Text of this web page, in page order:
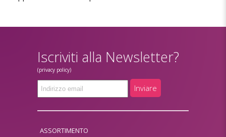
Iscriviti alla Newsletter?
(privacy policy)
Inviare
ASSORTIMENTO